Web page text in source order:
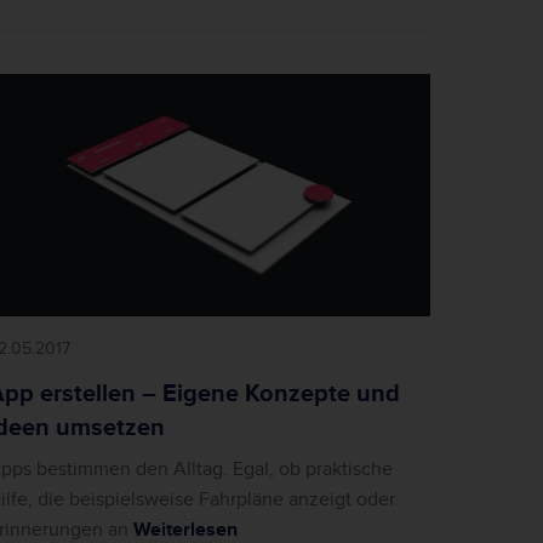
erstellen – Eigene Konzepte und
umsetzen
bestimmen den Alltag. Egal, ob praktische
die beispielsweise Fahrpläne anzeigt oder
an Weiterlesen